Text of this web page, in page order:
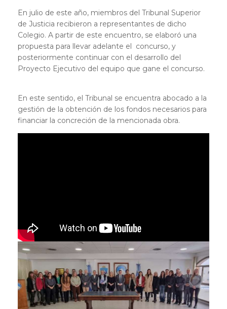
En julio de este año, miembros del Tribunal Superior
de Justicia recibieron a representantes de dicho
Colegio. A partir de este encuentro, se elaboró una
propuesta para llevar adelante el concurso, y
posteriormente continuar con el desarrollo del
Proyecto Ejecutivo del equipo que gane el concurso.
En este sentido, el Tribunal se encuentra abocado a la
gestión de la obtención de los fondos necesarios para
financiar la concreción de la mencionada obra.